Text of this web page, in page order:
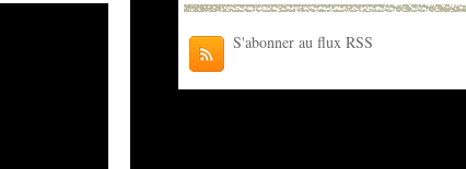
S'abonner au flux RSS